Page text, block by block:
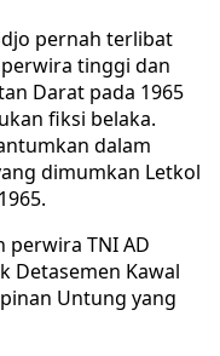
pernah terlibat
tinggi dan
Darat pada 1965
fiksi belaka.
dalam
dimumkan Letkol
perwira TNI AD
Detasemen Kawal
Untung yang